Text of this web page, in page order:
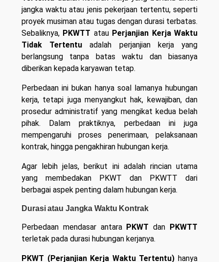
jangka waktu atau jenis pekerjaan tertentu, seperti
proyek musiman atau tugas dengan durasi terbatas.
Sebaliknya, PKWTT atau Perjanjian Kerja Waktu
Tidak Tertentu adalah perjanjian kerja yang
berlangsung tanpa batas waktu dan biasanya
diberikan kepada karyawan tetap.
Perbedaan ini bukan hanya soal lamanya hubungan
kerja, tetapi juga menyangkut hak, kewajiban, dan
prosedur administratif yang mengikat kedua belah
pihak. Dalam praktiknya, perbedaan ini juga
mempengaruhi proses penerimaan, pelaksanaan
kontrak, hingga pengakhiran hubungan kerja.
Agar lebih jelas, berikut ini adalah rincian utama
yang membedakan PKWT dan PKWTT dari
berbagai aspek penting dalam hubungan kerja.
Durasi atau Jangka Waktu Kontrak
Perbedaan mendasar antara PKWT dan
PKWTT
terletak pada durasi hubungan kerjanya.
PKWT (Perjanjian Kerja Waktu Tertentu) hanya